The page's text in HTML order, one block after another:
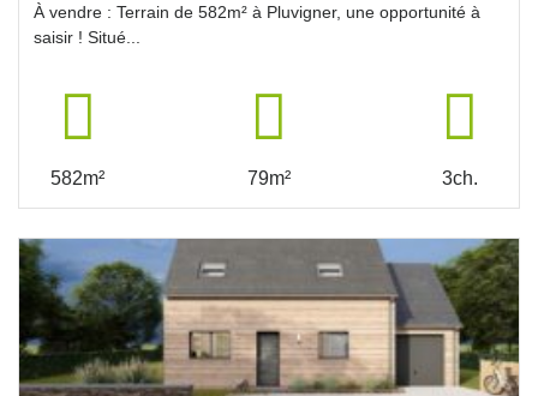
À vendre : Terrain de 582m² à Pluvigner, une opportunité à
saisir ! Situé...
582m² 79m² 3ch.